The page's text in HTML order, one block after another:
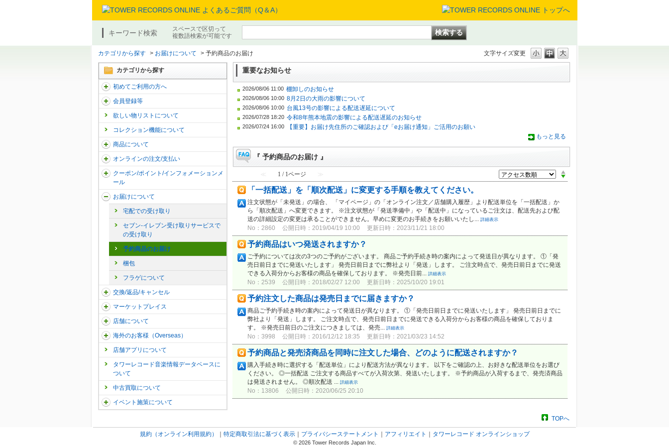
キーワード検索
スペースで区切って
複数語検索が可能です
文字サイズ変更
カテゴリから探す > お届けについて > 予約商品のお届け
カテゴリから探す
初めてご利用の方へ
会員登録等
欲しい物リストについて
コレクション機能について
商品について
オンラインの注文/支払い
クーポン/ポイント/インフォメーションメ
ール
お届けについて
宅配での受け取り
セブン-イレブン受け取りサービスで
の受け取り
予約商品のお届け
梱包
フラゲについて
交換/返品/キャンセル
マーケットプレイス
店舗について
海外のお客様（Overseas）
店舗アプリについて
タワーレコード音楽情報データベースに
ついて
中古買取について
イベント施策について
重要なお知らせ
2026/08/06 11:00 棚卸しのお知らせ
2026/08/06 10:00 8月2日の大雨の影響について
2026/08/06 10:00 台風13号の影響による配送遅延について
2026/07/28 18:20 令和8年熊本地震の影響による配送遅延のお知らせ
2026/07/24 16:00
【重要】お届け先住所のご確認および「eお届け通知」ご活用のお願い
もっと見る
『 予約商品のお届け 』
≪ 1 / 1ページ ≫
「一括配送」を「順次配送」に変更する手順を教えてください。
注文状態が「未発送」の場合、 「マイページ」の「オンライン注文／店舗購入履歴」より配送単位を「一括配送」か
ら「順次配送」へ変更できます。 ※注文状態が「発送準備中」や「配送中」になっているご注文は、配送先および配
送の詳細設定の変更は承ることができません。早めに変更のお手続きをお願いいたし...
詳細表示
No：2860 公開日時：2019/04/19 10:00 更新日時：2023/11/21 18:00
予約商品はいつ発送されますか？
ご予約については次の3つのご予約がございます。 商品ご予約手続き時の案内によって発送日が異なります。 ①「発
売日前日までに発送いたします」 発売日前日までに弊社より「発送」します。 ご注文時点で、発売日前日までに発送
できる入荷分からお客様の商品を確保しております。 ※発売日前...
詳細表示
No：2539 公開日時：2018/02/27 12:00 更新日時：2025/10/20 19:01
予約注文した商品は発売日までに届きますか？
商品ご予約手続き時の案内によって発送日が異なります。 ①「発売日前日までに発送いたします」 発売日前日までに
弊社より「発送」します。 ご注文時点で、発売日前日までに発送できる入荷分からお客様の商品を確保しておりま
す。 ※発売日前日のご注文につきましては、発売...
詳細表示
No：3998 公開日時：2016/12/12 18:35 更新日時：2021/03/23 14:52
予約商品と発売済商品を同時に注文した場合、どのように配送されますか？
購入手続き時に選択する「配送単位」により配送方法が異なります。 以下をご確認の上、お好きな配送単位をお選び
ください。 ◎一括配送 ご注文する商品すべてが入荷次第、発送いたします。 ※予約商品が入荷するまで、発売済商品
は発送されません。 ◎順次配送 ...
詳細表示
No：13806 公開日時：2020/06/25 20:10
TOPへ
規約（オンライン利用規約） 特定商取引法に基づく表示｜ プライバシーステートメント アフィリエイト
タワーレコード オンラインショップ
© 2026 Tower Records Japan Inc.